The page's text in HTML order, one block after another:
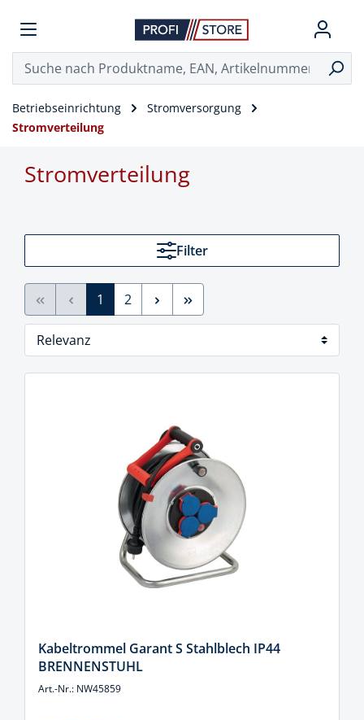
Betriebseinrichtung
Stromversorgung
Stromverteilung
Stromverteilung
Filter
1 2
Kabeltrommel Garant S Stahlblech IP44
BRENNENSTUHL
Art.-Nr.: NW45859